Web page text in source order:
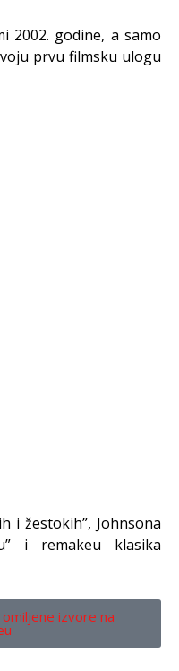
2002. godine, a samo
prvu filmsku ulogu
i žestokih”, Johnsona
i remakeu klasika
izvore na